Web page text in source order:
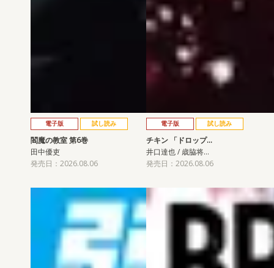
電子版 試し読み
閻魔の教室 第6巻
田中優吏
発売日：2026.08.06
電子版 試し読み
チキン 「ドロップ…
井口達也 / 歳脇将…
発売日：2026.08.06